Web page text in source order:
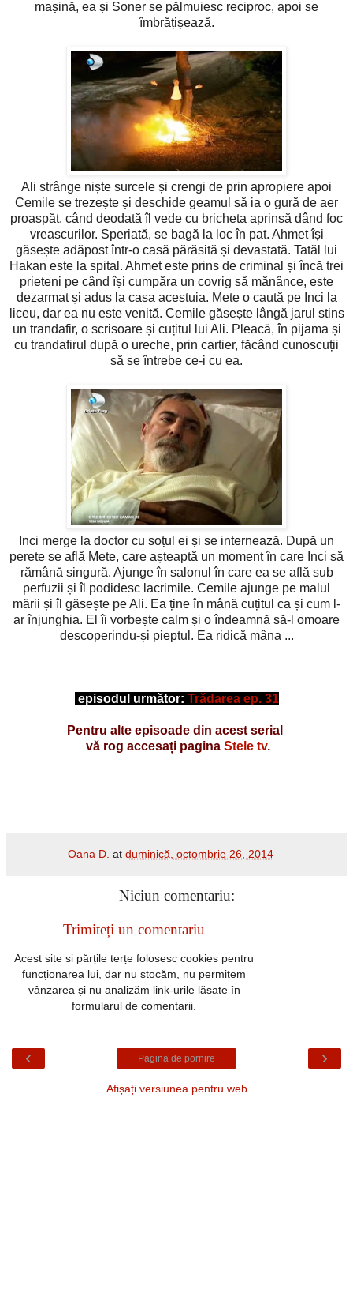
mașină, ea și Soner se pălmuiesc reciproc, apoi se
îmbrățișează.
Ali strânge niște surcele și crengi de prin apropiere apoi
Cemile se trezește și deschide geamul să ia o gură de aer
proaspăt, când deodată îl vede cu bricheta aprinsă dând foc
vreascurilor. Speriată, se bagă la loc în pat. Ahmet își
găsește adăpost într-o casă părăsită și devastată. Tatăl lui
Hakan este la spital. Ahmet este prins de criminal și încă trei
prieteni pe când își cumpăra un covrig să mănânce, este
dezarmat și adus la casa acestuia. Mete o caută pe Inci la
liceu, dar ea nu este venită. Cemile găsește lângă jarul stins
un trandafir, o scrisoare și cuțitul lui Ali. Pleacă, în pijama și
cu trandafirul după o ureche, prin cartier, făcând cunoscuții
să se întrebe ce-i cu ea.
Inci merge la doctor cu soțul ei și se internează. După un
perete se află Mete, care așteaptă un moment în care Inci să
rămână singură. Ajunge în salonul în care ea se află sub
perfuzii și îl podidesc lacrimile. Cemile ajunge pe malul
mării și îl găsește pe Ali. Ea ține în mână cuțitul ca și cum l-
ar înjunghia. El îi vorbește calm și o îndeamnă să-l omoare
descoperindu-și pieptul. Ea ridică mâna ...
episodul următor: Trădarea ep. 31
Pentru alte episoade din acest serial
vă rog accesați pagina Stele tv.
Oana D. atduminică, octombrie 26, 2014
Niciun comentariu:
Trimiteți un comentariu
Acest site si părțile terțe folosesc cookies pentru
funcționarea lui, dar nu stocăm, nu permitem
vânzarea și nu analizăm link-urile lăsate în
formularul de comentarii.
‹ ›
Pagina de pornire
Afișați versiunea pentru web